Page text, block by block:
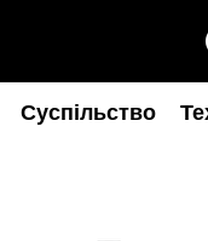
Суспільство